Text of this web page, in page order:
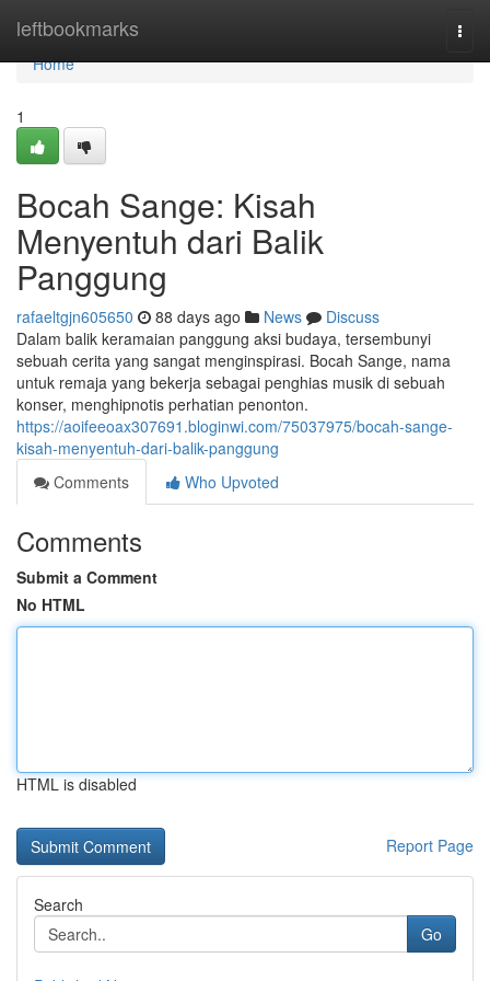
leftbookmarks
Home
Home
1
Bocah Sange: Kisah
Menyentuh dari Balik
Panggung
rafaeltgjn605650 88 days ago News
Discuss
Dalam balik keramaian panggung aksi budaya, tersembunyi
sebuah cerita yang sangat menginspirasi. Bocah Sange, nama
untuk remaja yang bekerja sebagai penghias musik di sebuah
konser, menghipnotis perhatian penonton.
https://aoifeeoax307691.bloginwi.com/75037975/bocah-sange-
kisah-menyentuh-dari-balik-panggung
Comments
Who Upvoted
Comments
Submit a Comment
No HTML
HTML is disabled
Report Page
Search
Go